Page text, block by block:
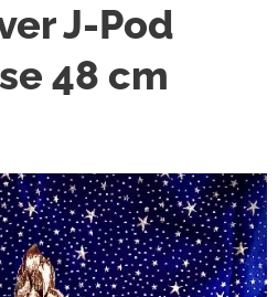
J-Pod
48 cm